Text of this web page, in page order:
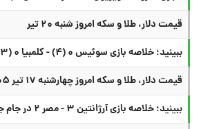
قیمت دلار، طلا و سکه امروز شنبه ۲۰ تیر
ببینید؛ خلاصه بازی سوئیس ۰ (۴) - کلمبیا ۰ (۳) در جام جهانی
قیمت دلار، طلا و سکه امروز چهارشنبه ۱۷ تیر ۱۴۰۵
ببینید؛ خلاصه بازی آرژانتین ۳ - مصر ۲ در جام جهانی